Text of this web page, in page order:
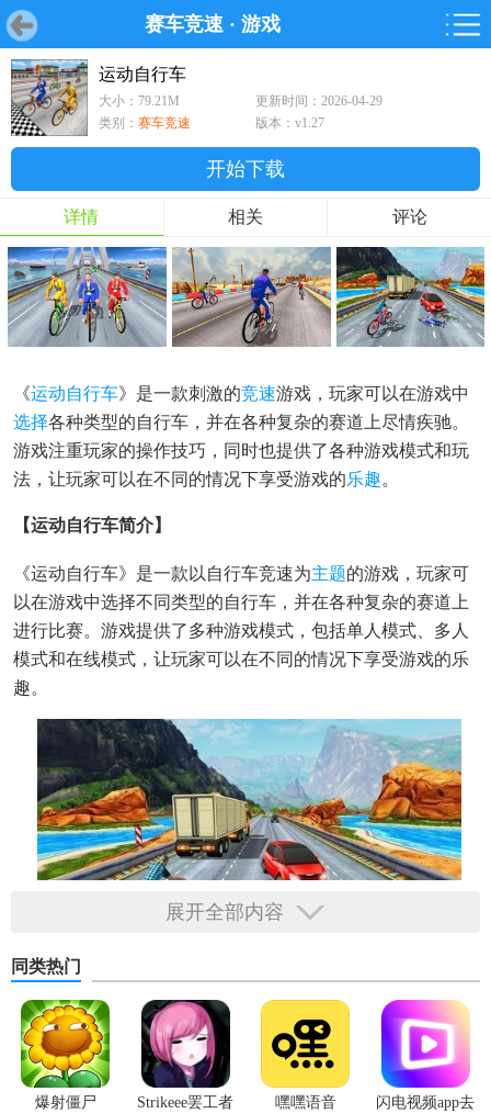
赛车竞速 · 游戏
首页 游戏
首页 游戏 软件 鸿蒙
游戏
鸿蒙
软件
运动自行车
大小：79.21M
更新时间：2026-04-29
类别： 赛车竞速 版本：v1.27
开始下载
详情 相关 评论
《运动自行车》是一款刺激的竞速游戏，玩家可以在游戏中
选择各种类型的自行车，并在各种复杂的赛道上尽情疾驰。
游戏注重玩家的操作技巧，同时也提供了各种游戏模式和玩
法，让玩家可以在不同的情况下享受游戏的乐趣。
【运动自行车简介】
《运动自行车》是一款以自行车竞速为主题的游戏，玩家可
以在游戏中选择不同类型的自行车，并在各种复杂的赛道上
进行比赛。游戏提供了多种游戏模式，包括单人模式、多人
模式和在线模式，让玩家可以在不同的情况下享受游戏的乐
趣。
【运动自行车说明】
1. 选择自行车：游戏提供了多种类型的自行车，包括公路
车、山地车、竞速车等，玩家可以根据自己的喜好选择不同
展开全部内容
同类热门
爆射僵尸 Strikeee罢工者 嘿嘿语音
闪电视频app去